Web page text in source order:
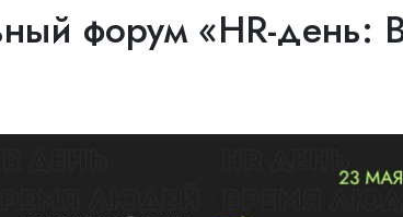
форум «HR-день: